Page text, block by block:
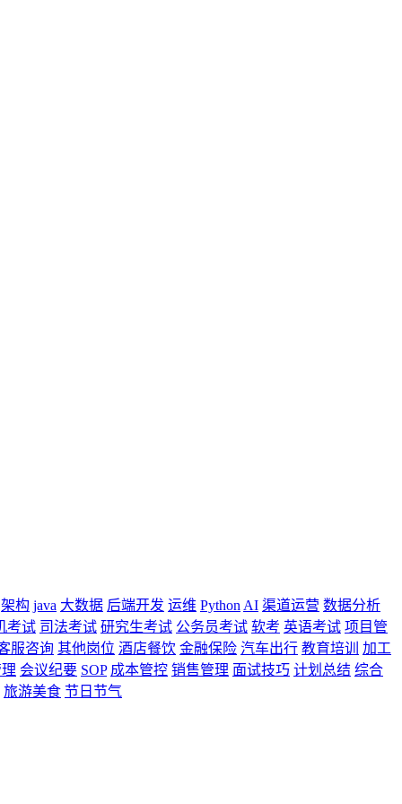
架构 java 大数据 后端开发 运维 Python AI 渠道运营 数据分析
考试 司法考试 研究生考试 公务员考试 软考 英语考试 项目管
服咨询 其他岗位 酒店餐饮 金融保险 汽车出行 教育培训
加工
会议纪要 SOP 成本管控 销售管理 面试技巧 计划总结 综合
旅游美食 节日节气